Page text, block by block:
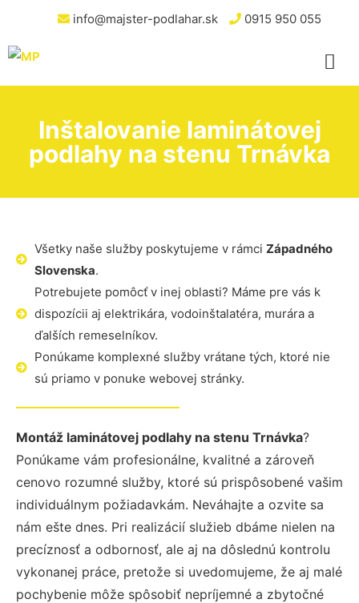
info@majster-podlahar.sk 0915 950 055
Inštalovanie laminátovej
podlahy na stenu Trnávka
Všetky naše služby poskytujeme v rámci Západného
Slovenska.
Potrebujete pomôcť v inej oblasti? Máme pre vás k
dispozícii aj elektrikára, vodoinštalatéra, murára a
ďalších remeselníkov.
Ponúkame komplexné služby vrátane tých, ktoré nie
sú priamo v ponuke webovej stránky.
Montáž laminátovej podlahy na stenu Trnávka?
Ponúkame vám profesionálne, kvalitné a zároveň
cenovo rozumné služby, ktoré sú prispôsobené vašim
individuálnym požiadavkám. Neváhajte a ozvite sa
nám ešte dnes. Pri realizácií služieb dbáme nielen na
precíznosť a odbornosť, ale aj na dôslednú kontrolu
vykonanej práce, pretože si uvedomujeme, že aj malé
pochybenie môže spôsobiť nepríjemné a zbytočné